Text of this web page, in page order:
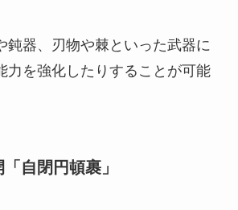
鈍器、刃物や棘といった武器に
力を強化したりすることが可能
自閉円頓裹」